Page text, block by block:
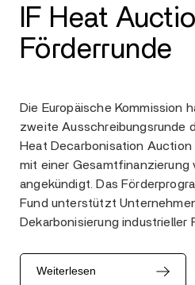
IF Heat
Förderrunde
Die Europäische Kommission
zweite Ausschreibungsrunde
Heat Decarbonisation
mit einer Gesamtfinanzierung
angekündigt. Das
Fund unterstützt
Dekarbonisierung industrieller
Weiterlesen